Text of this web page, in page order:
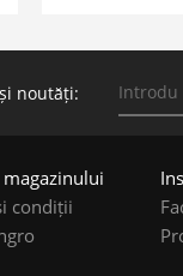
noutăți:
condiții